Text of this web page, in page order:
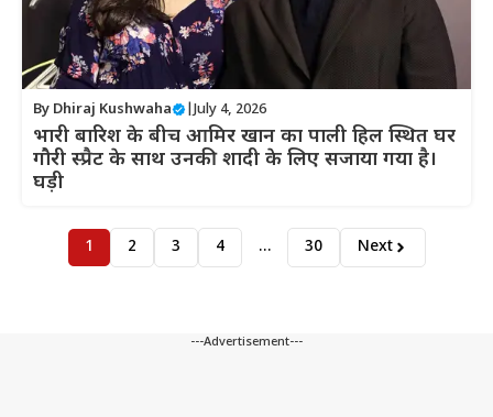
By Dhiraj Kushwaha July 4, 2026
भारी बारिश के बीच आमिर खान का पाली हिल स्थित घर
गौरी स्प्रैट के साथ उनकी शादी के लिए सजाया गया है।
घड़ी
1 2 3 4 … 30 Next
---Advertisement---